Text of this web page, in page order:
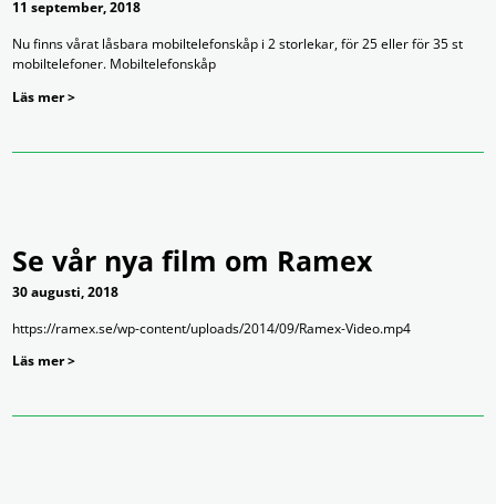
11 september, 2018
Nu finns vårat låsbara mobiltelefonskåp i 2 storlekar, för 25 eller för 35 st
mobiltelefoner. Mobiltelefonskåp
Läs mer >
Se vår nya film om Ramex
30 augusti, 2018
https://ramex.se/wp-content/uploads/2014/09/Ramex-Video.mp4
Läs mer >